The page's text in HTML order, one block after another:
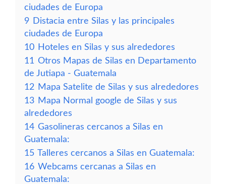
ciudades de Europa
9 Distacia entre Silas y las principales
ciudades de Europa
10 Hoteles en Silas y sus alrededores
11 Otros Mapas de Silas en Departamento
de Jutiapa - Guatemala
12 Mapa Satelite de Silas y sus alrededores
13 Mapa Normal google de Silas y sus
alrededores
14 Gasolineras cercanos a Silas en
Guatemala:
15 Talleres cercanos a Silas en Guatemala:
16 Webcams cercanas a Silas en
Guatemala: